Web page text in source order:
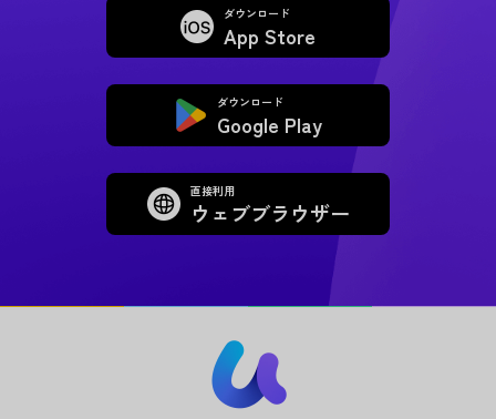
ダウンロード
App Store
ダウンロード
Google Play
直接利用
ウェブブラウザー